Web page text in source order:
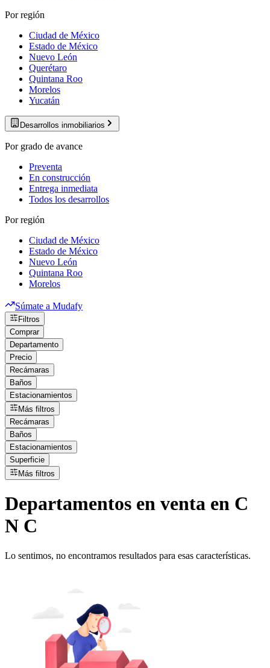
Por región
Ciudad de México
Estado de México
Nuevo León
Querétaro
Quintana Roo
Morelos
Yucatán
Desarrollos inmobiliarios
Por grado de avance
Preventa
En construcción
Entrega inmediata
Todos los desarrollos
Por región
Ciudad de México
Estado de México
Nuevo León
Quintana Roo
Morelos
Súmate a Mudafy
Filtros
Comprar
Departamento
Precio
Recámaras
Baños
Estacionamientos
Más filtros
Recámaras
Baños
Estacionamientos
Superficie
Más filtros
Departamentos en venta en C
N C
Lo sentimos, no encontramos resultados para esas características.